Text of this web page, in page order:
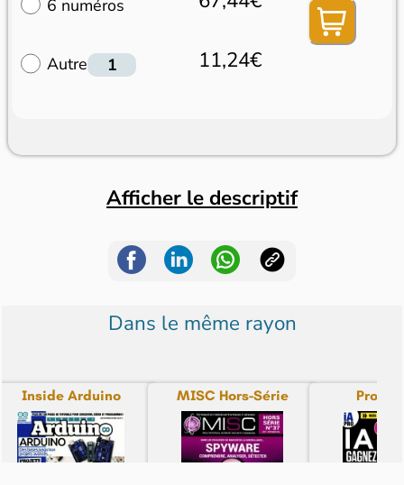
6 numéros
Autre 11,24€
Afficher le descriptif
Dans le même rayon
Inside Arduino MISC Hors-Série Pro IA